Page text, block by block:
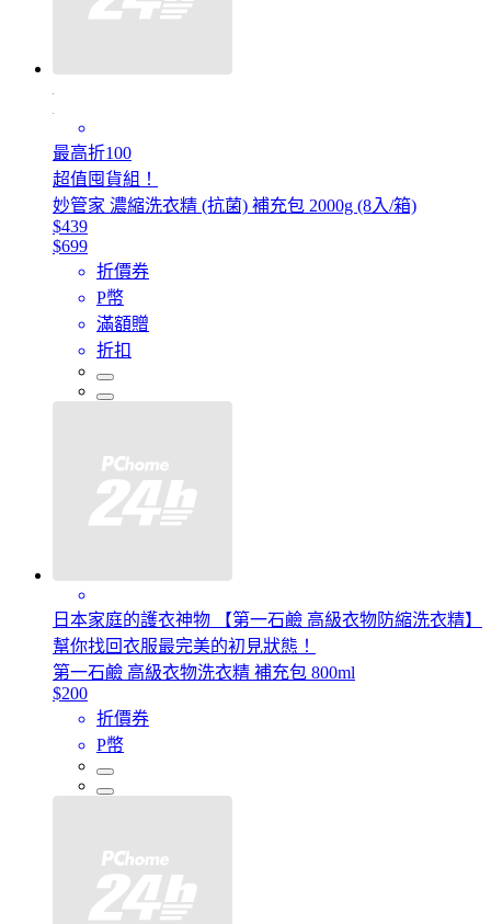
最高折100
超值囤貨組！
妙管家 濃縮洗衣精 (抗菌) 補充包 2000g (8入/箱)
$439
$699
折價券
P幣
滿額贈
折扣
日本家庭的護衣神物 【第一石鹼 高級衣物防縮洗衣精】
幫你找回衣服最完美的初見狀態！
第一石鹼 高級衣物洗衣精 補充包 800ml
$200
折價券
P幣